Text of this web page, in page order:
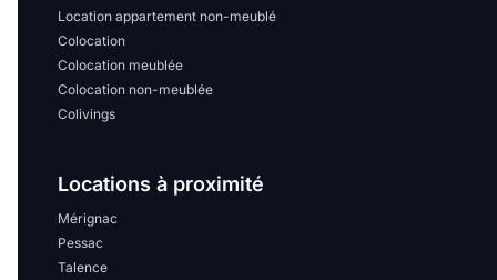
Location appartement non-meublé
Colocation
Colocation meublée
Colocation non-meublée
Colivings
Locations à proximité
Mérignac
Pessac
Talence